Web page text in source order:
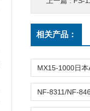
相关产品：